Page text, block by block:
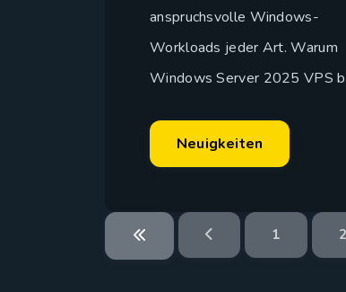
anspruchsvolle Windows-
Workloads jeder Art. Warum
Windows Server 2025 VPS
Neuigkeiten
1 2